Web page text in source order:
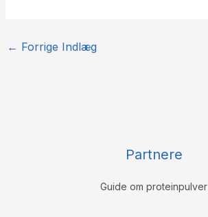
← Forrige Indlæg
Partnere
Guide om proteinpulver